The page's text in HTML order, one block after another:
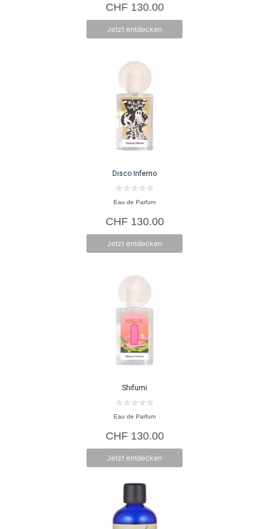
n
5
CHF130.00
Jetzt entdecken
Disco Inferno
0
v
n
5
Eau de Parfum
CHF130.00
Jetzt entdecken
Shifumi
0
v
n
5
Eau de Parfum
CHF130.00
Jetzt entdecken